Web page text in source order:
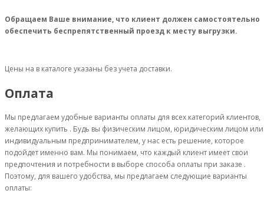
Обращаем Ваше внимание, что клиент должен самостоятельно
обеспечить беспрепятственный проезд к месту выгрузки.
Цены на в каталоге указаны без учета доставки.
Оплата
Мы предлагаем удобные варианты оплаты для всех категорий клиентов,
желающих купить . Будь вы физическим лицом, юридическим лицом или
индивидуальным предпринимателем, у нас есть решение, которое
подойдет именно вам. Мы понимаем, что каждый клиент имеет свои
предпочтения и потребности в выборе способа оплаты при заказе .
Поэтому, для вашего удобства, мы предлагаем следующие варианты
оплаты: